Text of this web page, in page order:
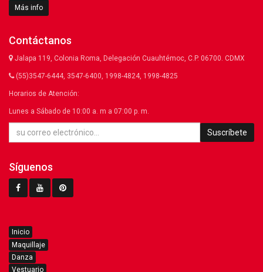
Más info
Contáctanos
Jalapa 119, Colonia Roma, Delegación Cuauhtémoc, C.P. 06700. CDMX
(55)3547-6444, 3547-6400, 1998-4824, 1998-4825
Horarios de Atención:
Lunes a Sábado de 10:00 a. m a 07:00 p. m.
Suscríbete
Síguenos
Inicio
Maquillaje
Danza
Vestuario